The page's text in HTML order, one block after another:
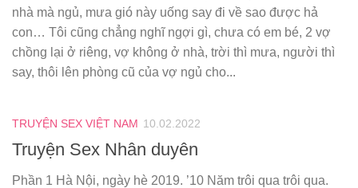
nhà mà ngủ, mưa gió này uống say đi về sao được hả
con… Tôi cũng chẳng nghĩ ngợi gì, chưa có em bé, 2 vợ
chồng lại ở riêng, vợ không ở nhà, trời thì mưa, người thì
say, thôi lên phòng cũ của vợ ngủ cho...
TRUYỆN SEX VIỆT NAM 10.02.2022
Truyện Sex Nhân duyên
Phần 1 Hà Nội, ngày hè 2019. ’10 Năm trôi qua trôi qua.